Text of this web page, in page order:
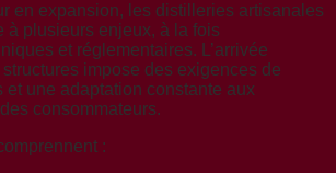
en expansion, les distilleries artisanales
à plusieurs enjeux, à la fois
et réglementaires. L’arrivée
impose des exigences de
et une adaptation constante aux
consommateurs.
: